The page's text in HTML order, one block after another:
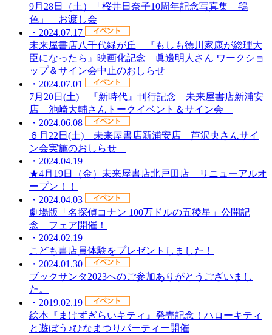
9月28日（土）「桜井日奈子10周年記念写真集 鴇
色」 お渡し会
・2024.07.17
未来屋書店八千代緑が丘 『もしも徳川家康が総理大
臣になったら』映画化記念 眞邊明人さん ワークショ
ップ＆サイン会中止のおしらせ
・2024.07.01
7月20日(土) 『新時代』刊行記念 未来屋書店新浦安
店 池崎大輔さんトークイベント＆サイン会
・2024.06.08
６月22日(土) 未来屋書店新浦安店 芦沢央さんサイ
ン会実施のおしらせ
・2024.04.19
★4月19日（金）未来屋書店北戸田店 リニューアルオ
ープン！！
・2024.04.03
劇場版「名探偵コナン 100万ドルの五稜星」公開記
念 フェア開催！
・2024.02.19
こども書店員体験をプレゼントしました！
・2024.01.30
ブックサンタ2023へのご参加ありがとうございまし
た。
・2019.02.19
絵本『まけずぎらいキティ』発売記念！ハローキティ
と遊ぼう♪ひなまつりパーティー開催